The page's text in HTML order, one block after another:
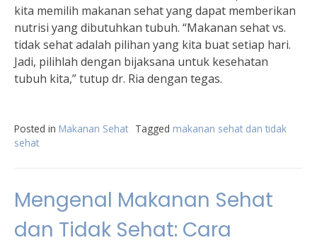
kita memilih makanan sehat yang dapat memberikan
nutrisi yang dibutuhkan tubuh. “Makanan sehat vs.
tidak sehat adalah pilihan yang kita buat setiap hari.
Jadi, pilihlah dengan bijaksana untuk kesehatan
tubuh kita,” tutup dr. Ria dengan tegas.
Posted in Makanan Sehat Tagged makanan sehat dan tidak
sehat
Mengenal Makanan Sehat
dan Tidak Sehat: Cara